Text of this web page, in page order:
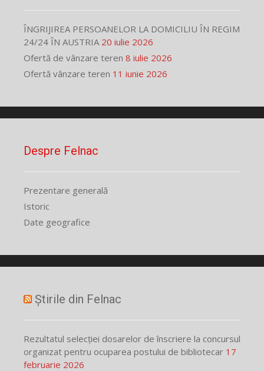
ÎNGRIJIREA PERSOANELOR LA DOMICILIU ÎN REGIM
24/24 ÎN AUSTRIA 20 iulie 2026
Ofertă de vânzare teren 8 iulie 2026
Ofertă vânzare teren 11 iunie 2026
Despre Felnac
Prezentare generală
Istoric
Date geografice
Știrile din Felnac
Rezultatul selecției dosarelor de înscriere la concursul
organizat pentru ocuparea postului de bibliotecar 17
februarie 2026